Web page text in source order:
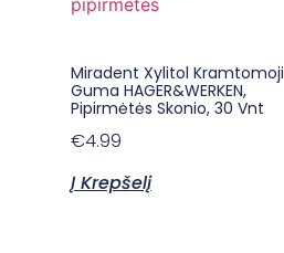
Miradent Xylitol Kramtomoji
Guma HAGER&WERKEN,
Pipirmėtės Skonio, 30 Vnt
€4.99
Į Krepšelį